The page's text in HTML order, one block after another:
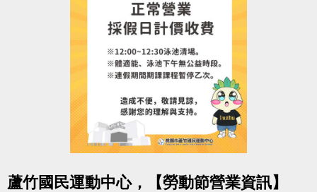
蘆竹國民運動中心，【勞動節營業資訊】